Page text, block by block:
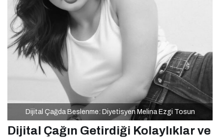
Dijital Çağda Beslenme: Diyetisyen Melina Ezgi Tosun
Dijital Çağın Getirdiği Kolaylıklar ve